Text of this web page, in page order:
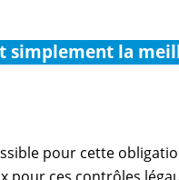
simplement la
pour cette